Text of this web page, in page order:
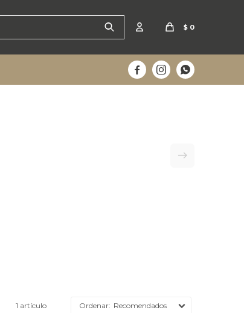
$ 0
  
1 artículo Recomendados